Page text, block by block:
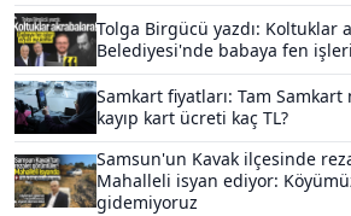
Tolga Birgücü yazdı: Koltuklar
Belediyesi'nde babaya fen
Samkart fiyatları: Tam
kayıp kart ücreti kaç TL?
Samsun'un Kavak ilçesinde
Mahalleli isyan ediyor:
gidemiyoruz